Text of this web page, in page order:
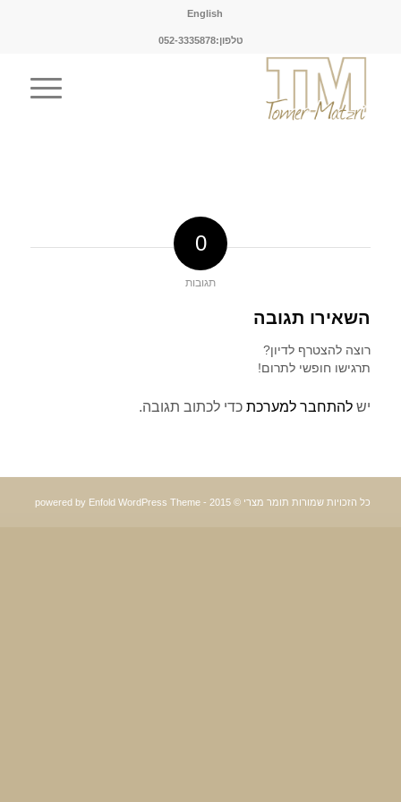
English
טלפון:052-3335878
0
תגובות
השאירו תגובה
רוצה להצטרף לדיון?
תרגישו חופשי לתרום!
יש להתחבר למערכתכדי לכתוב תגובה.
כל הזכויות שמורות תומר מצרי © 2015 - powered by Enfold WordPress Theme